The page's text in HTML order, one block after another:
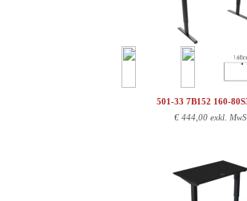
501-33 7B152 160-
€444,00 exkl.